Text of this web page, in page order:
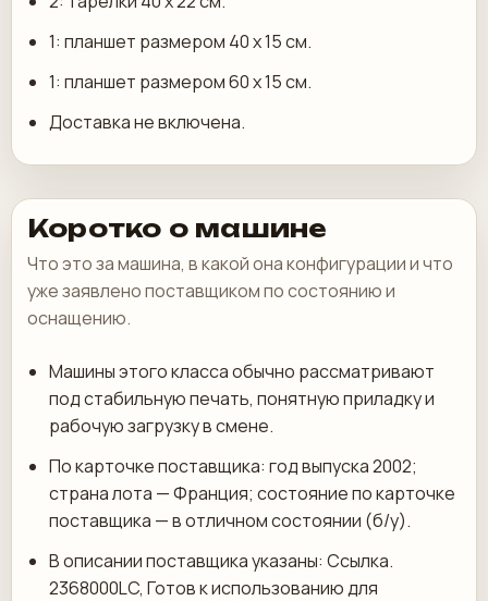
1: планшет размером 40 x 15 см.
1: планшет размером 60 x 15 см.
Доставка не включена.
Коротко о машине
Что это за машина, в какой она конфигурации и что
уже заявлено поставщиком по состоянию и
оснащению.
Машины этого класса обычно рассматривают
под стабильную печать, понятную приладку и
рабочую загрузку в смене.
По карточке поставщика: год выпуска 2002;
страна лота — Франция; состояние по карточке
поставщика — в отличном состоянии (б/у).
В описании поставщика указаны: Ссылка.
2368000LC, Готов к использованию для